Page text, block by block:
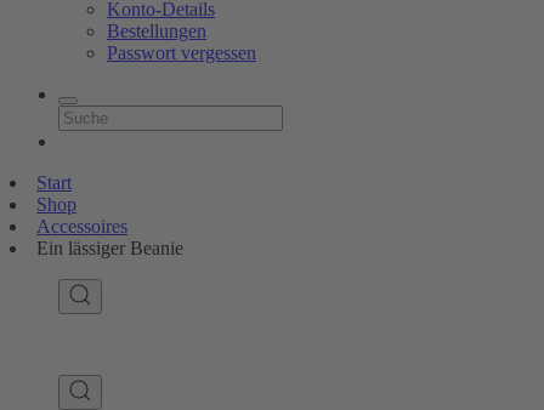
Konto-Details
Bestellungen
Passwort vergessen
Start
Shop
Accessoires
Ein lässiger Beanie